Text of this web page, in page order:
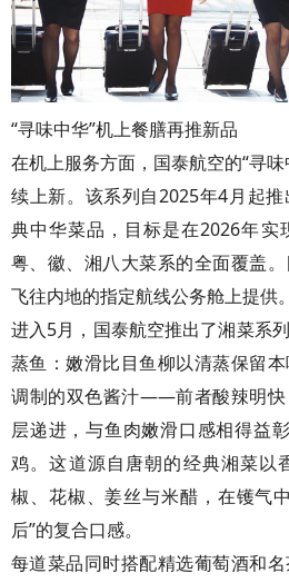
“寻味中华”机上餐膳再推新品
在机上服务方面，国泰航空的“寻
续上新。该系列自2025年4月起
典中华菜品，目标是在2026年实
粤、徽、湘八大菜系的全面覆盖
飞往内地的指定航线公务舱上提供。
进入5月，国泰航空推出了湘菜系
蒸鱼：嫩滑比目鱼柳以清蒸保留
调制的双色酱汁——前者酸辣明快
层递进，与鱼肉嫩滑口感相得益
鸡。这道源自唐朝的经典湘菜以
椒、花椒、姜丝与米醋，在镬气
后”的复合口感。
每道菜品同时搭配精选葡萄酒和